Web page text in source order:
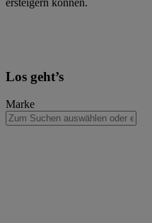
ersteigern können.
Los geht’s
Marke